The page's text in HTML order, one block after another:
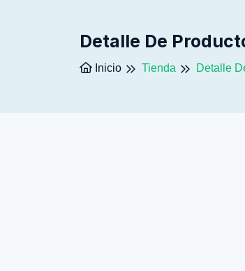
Detalle De
Inicio Tienda Detalle